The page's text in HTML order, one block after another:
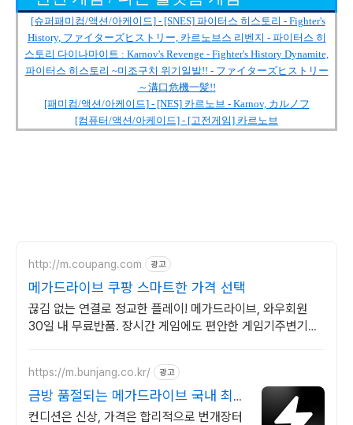
[슈퍼패미컴/액션/아케이드] - [SNES] 파이터스 히스토리 - Fighter's
History, ファイターズヒストリー, 카르노브스 리벤지 - 파이터스 히
스토리 다이나마이트 : Karnov's Revenge - Fighter's History Dynamite,
파이터스 히스토리 ~미조구치 위기일발!! - ファイターズヒストリー
～溝口危機一髪!!
[패미컴/액션/아케이드] - [NES] 카르노브 - Karnov, カルノフ
[컴퓨터/액션/아케이드] - [고전게임] 카르노브
http://m.coupang.com 광고
메가드라이브 쿠팡 스마트한 가격 선택
끊김 없는 연결로 정교한 플레이! 메가드라이브, 와우회원
30일 내 무료반품. 장시간 게임에도 편안한 게임기주변기기,
https://m.bunjang.co.kr/ 광고
금방 품절되는 메가드라이브 국내 최대
브랜드 중고거래
컨디션은 신상, 가격은 합리적으로 번개장터